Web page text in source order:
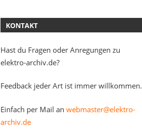
KONTAKT
Hast du Fragen oder Anregungen zu
elektro-archiv.de?
Feedback jeder Art ist immer willkommen.
Einfach per Mail an webmaster@elektro-
archiv.de